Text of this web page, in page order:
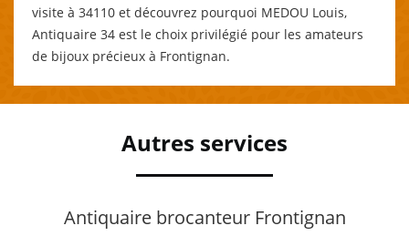
visite à 34110 et découvrez pourquoi MEDOU Louis,
Antiquaire 34 est le choix privilégié pour les amateurs
de bijoux précieux à Frontignan.
Autres services
Antiquaire brocanteur Frontignan